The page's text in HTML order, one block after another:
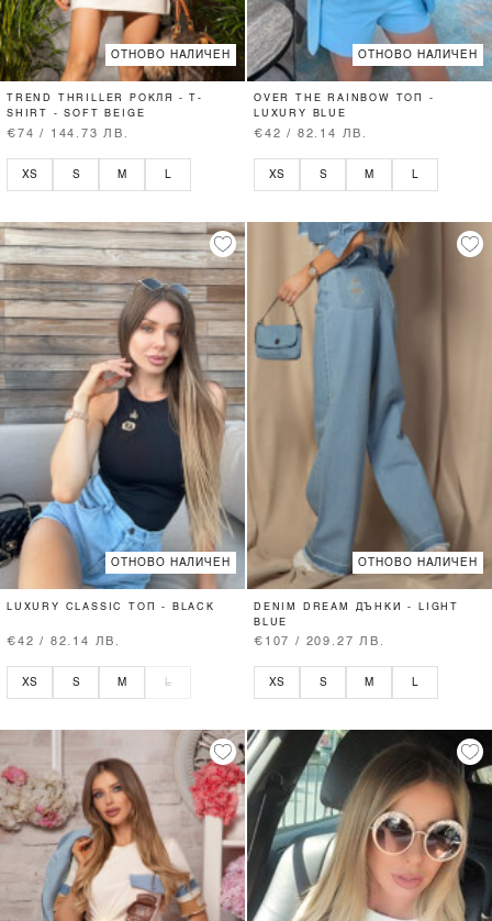
ОТНОВО НАЛИЧЕН
TREND THRILLER РОКЛЯ - T-
SHIRT - SOFT BEIGE
€74 / 144.73 ЛВ.
XS S M
ОТНОВО НАЛИЧЕН
OVER THE RAINBOW ТОП -
LUXURY BLUE
€42 / 82.14 ЛВ.
XS S M
ОТНОВО НАЛИЧЕН
LUXURY CLASSIC ТОП - BLACK
€42 / 82.14 ЛВ.
XS S M L
ОТНОВО НАЛИЧЕН
DENIM DREAM ДЪНКИ - LIGHT
BLUE
€107 / 209.27 ЛВ.
XS S M L